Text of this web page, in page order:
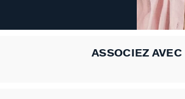
ASSOCIEZ AVEC